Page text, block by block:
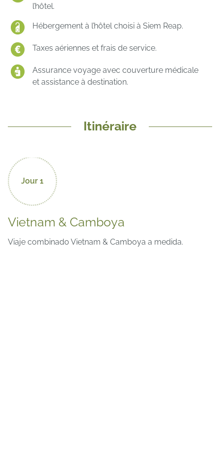
l’hôtel.
Hébergement à l’hôtel choisi à Siem Reap.
Taxes aériennes et frais de service.
Assurance voyage avec couverture médicale
et assistance à destination.
Itinéraire
Vietnam & Camboya
Viaje combinado Vietnam & Camboya a medida.
Jour 1